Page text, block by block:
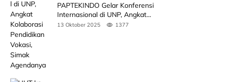
PAPTEKINDO Gelar Konferensi
Internasional di UNP, Angkat
Kolaborasi Pendidikan Vokasi,
13 Oktober 2025 1377